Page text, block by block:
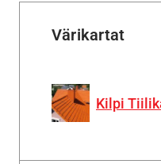
Värikartat
Kilpi